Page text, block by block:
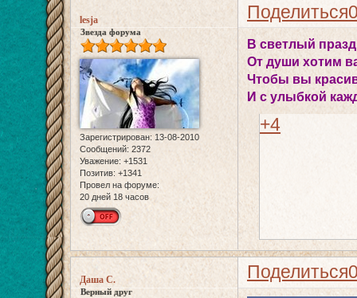
Поделиться
lesja
Звезда форума
Зарегистрирован: 13-08-2010
Сообщений: 2372
Уважение: +1531
Позитив: +1341
Провел на форуме:
20 дней 18 часов
В светлый
От души хотим
Чтобы вы
И с улыбкой
+4
Поделиться
Даша С.
Верный друг